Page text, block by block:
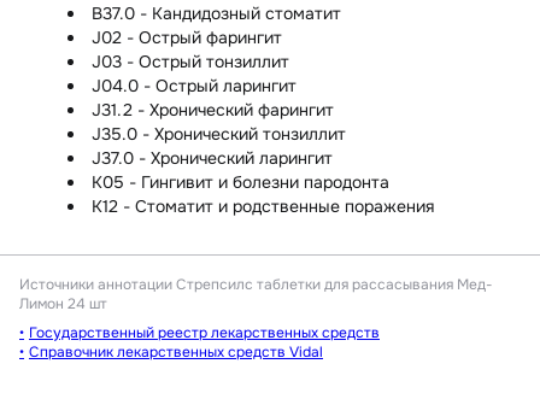
B37.0 - Кандидозный стоматит
J02 - Острый фарингит
J03 - Острый тонзиллит
J04.0 - Острый ларингит
J31.2 - Хронический фарингит
J35.0 - Хронический тонзиллит
J37.0 - Хронический ларингит
K05 - Гингивит и болезни пародонта
K12 - Стоматит и родственные поражения
Источники аннотацииСтрепсилс таблетки для рассасывания Мед-
Лимон 24 шт
Государственный реестр лекарственных средств
Справочник лекарственных средств Vidal